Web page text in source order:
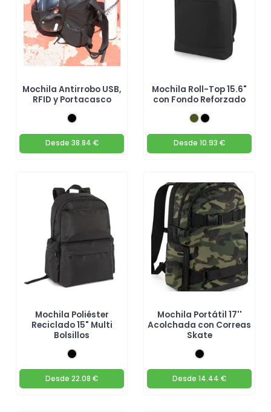
Mochila Antirrobo USB,
RFID y Portacasco
Desde 38.84 €
Mochila Roll-Top 15.6"
con Fondo Reforzado
Desde 10.93 €
Mochila Poliéster
Reciclado 15" Multi
Bolsillos
Desde 22.08 €
Mochila Portátil 17''
Acolchada con Correas
Skate
Desde 14.44 €